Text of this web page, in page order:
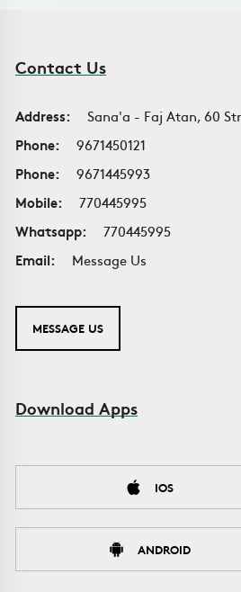
Contact Us
Address:
Sana'a - Faj Atan, 60
Phone:
9671450121
Phone:
9671445993
Mobile:
770445995
Whatsapp:
770445995
Email:
Message Us
MESSAGE US
Download Apps
IOS
ANDROID